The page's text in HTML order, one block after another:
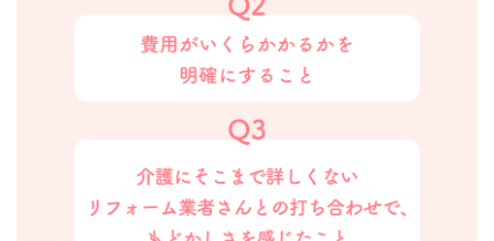
私の取り組む「介護リフォーム」は可能な限りご本人様
と面談を行い、体格を確認したり、率直な要望を引出
ーの資格を取得し、様々な介護、障害の事例とそれに対